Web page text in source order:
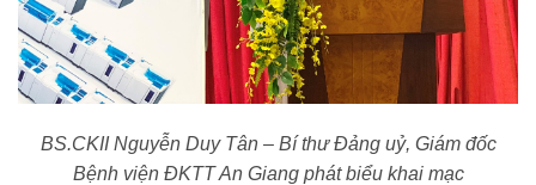
BS.CKII Nguyễn Duy Tân – Bí thư Đảng uỷ, Giám đốc
Bệnh viện ĐKTT An Giang phát biểu khai mạc